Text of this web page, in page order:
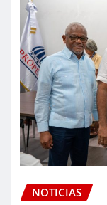
NOTICIAS